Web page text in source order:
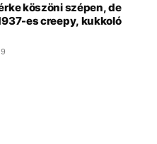
köszöni szépen, de
es creepy, kukkoló